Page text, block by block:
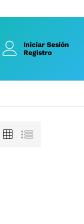
Iniciar Sesión
Registro